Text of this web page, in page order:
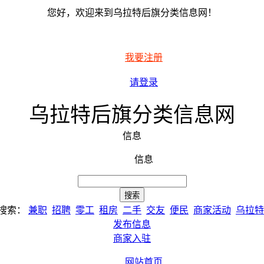
您好，欢迎来到乌拉特后旗分类信息网！
我要注册
请登录
乌拉特后旗分类信息网
信息
信息
索： 兼职 招聘 零工 租房 二手 交友 便民 商家活动 乌拉
发布信息
商家入驻
网站首页